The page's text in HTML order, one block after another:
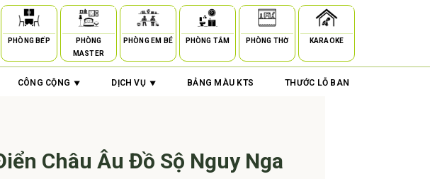
PHÒNG BẾP
PHÒNG
MASTER
PHÒNG EM BÉ PHÒNG TẮM PHÒNG THỜ KARAOKE
CÔNG CỘNG DỊCH VỤ BẢNG MÀU KTS THƯỚC LỖ BAN
Châu Âu Đồ Sộ Nguy Nga